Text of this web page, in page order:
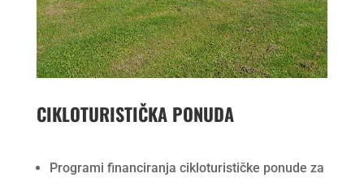
CIKLOTURISTIČKA PONUDA
Programi financiranja cikloturističke ponude za